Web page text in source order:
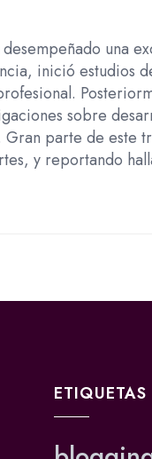
una
inició estudios
sobre
parte de este
y reportando
ETIQUETAS